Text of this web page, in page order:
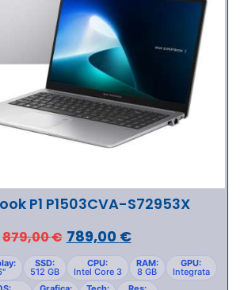
P1 P1503CVA-S72953X
879,00€ 789,00 €
SSD:
512 GB
CPU:
Intel Core 3
RAM:
8 GB
GPU:
Integrata